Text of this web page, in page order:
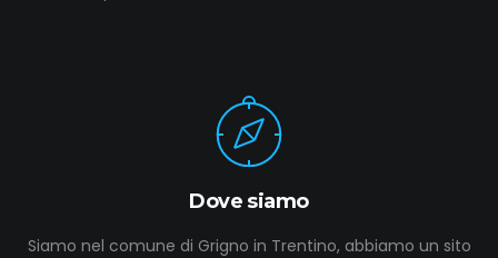
Dove siamo
Siamo nel comune di Grigno in Trentino, abbiamo un sito